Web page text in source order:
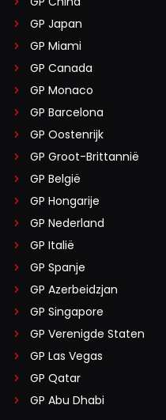
GP Japan
GP Miami
GP Canada
GP Monaco
GP Barcelona
GP Oostenrijk
GP Groot-Brittannië
GP België
GP Hongarije
GP Nederland
GP Italië
GP Spanje
GP Azerbeidzjan
GP Singapore
GP Verenigde Staten
GP Las Vegas
GP Qatar
GP Abu Dhabi